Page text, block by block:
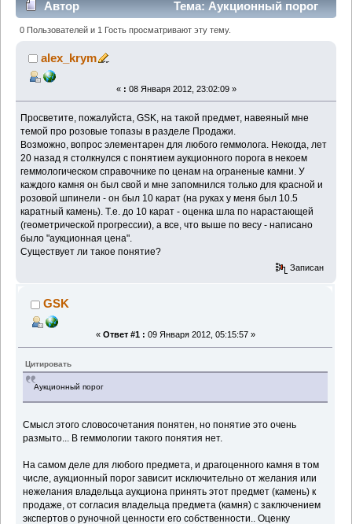
Автор
Тема: Аукционный порог
для редкой огранки (Прочитано 5205 раз)
0 Пользователей и 1 Гость просматривают эту тему.
alex_krym
« : 08 Января 2012, 23:02:09 »
Просветите, пожалуйста, GSK, на такой предмет, навеяный мне
темой про розовые топазы в разделе Продажи.
Возможно, вопрос элементарен для любого геммолога. Некогда, лет
20 назад я столкнулся с понятием аукционного порога в некоем
геммологическом справочнике по ценам на ограненые камни. У
каждого камня он был свой и мне запомнился только для красной и
розовой шпинели - он был 10 карат (на руках у меня был 10.5
каратный камень). Т.е. до 10 карат - оценка шла по нарастающей
(геометрической прогрессии), а все, что выше по весу - написано
было "аукционная цена".
Существует ли такое понятие?
Записан
GSK
« Ответ #1 : 09 Января 2012, 05:15:57 »
Цитировать
Аукционный порог
Смысл этого словосочетания понятен, но понятие это очень
размыто... В геммологии такого понятия нет.
На самом деле для любого предмета, и драгоценного камня в том
числе, аукционный порог зависит исключительно от желания или
нежелания владельца аукциона принять этот предмет (камень) к
продаже, от согласия владельца предмета (камня) с заключением
экспертов о руночной ценности его собственности.. Оценку